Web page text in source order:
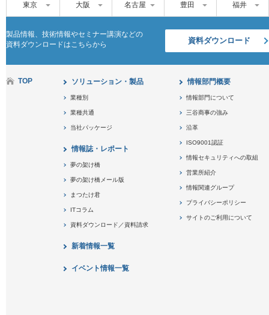
東京 大阪 名古屋 豊田 福井
製品情報、技術情報やセミナー講演などの
資料ダウンロードはこちらから
資料ダウンロード
TOP ソリューション・製品
業種別
業種共通
当社パッケージ
情報誌・レポート
夢の架け橋
夢の架け橋メール版
まつたけ君
ITコラム
資料ダウンロード／資料請求
新着情報一覧
イベント情報一覧
情報部門概要
情報部門について
三谷商事の強み
沿革
ISO9001認証
情報セキュリティへの取組
営業所紹介
情報関連グループ
プライバシーポリシー
サイトのご利用について